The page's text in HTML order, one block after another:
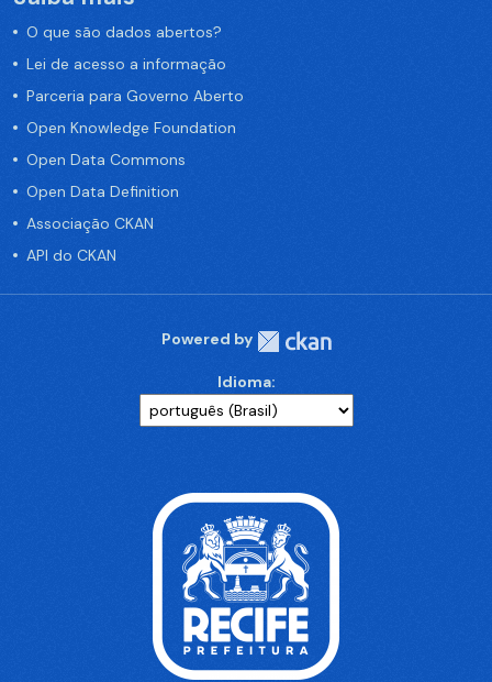
O que são dados abertos?
Lei de acesso a informação
Parceria para Governo Aberto
Open Knowledge Foundation
Open Data Commons
Open Data Definition
Associação CKAN
API do CKAN
Powered by
Idioma